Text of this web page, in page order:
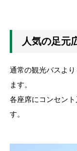
人気の足元
通常の観光バスよ
ます。
各座席にコンセン
す。